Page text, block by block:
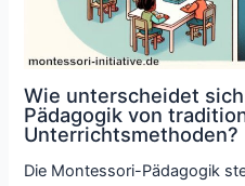
Wie unterscheidet
Pädagogik von
Unterrichtsmethoden?
Die Montessori-Pädagogik